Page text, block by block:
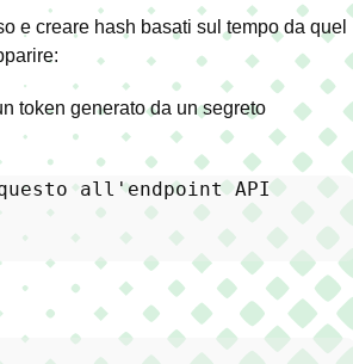
e creare hash basati sul tempo da quel
token generato da un segreto
all'endpoint API